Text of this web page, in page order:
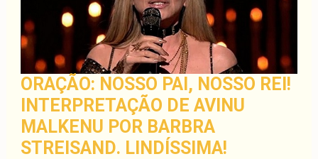
ORAÇÃO: NOSSO PAI, NOSSO REI!
INTERPRETAÇÃO DE AVINU
MALKENU POR BARBRA
STREISAND. LINDÍSSIMA!